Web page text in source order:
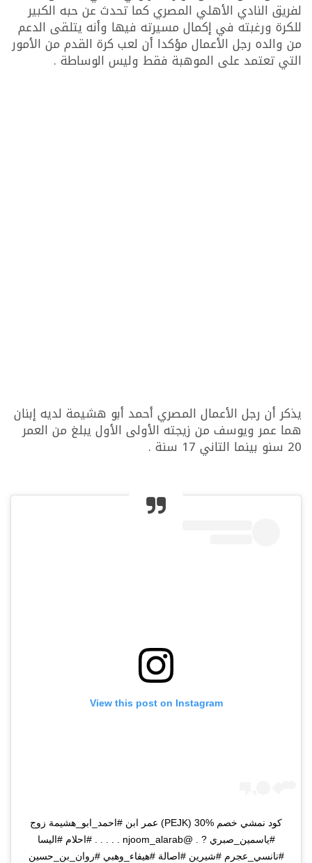
لفريق النادي الأهلي المصري كما تحدث عن حبه الكبير
للكرة ورغبته في إكمال مسيرته فيها وأنه يتلقى الدعم
من والده رجل الأعمال مؤكدا أن لعب كرة القدم من الأمور
التي تعتمد على الموهبة فقط وليس الوساطة .
يذكر أن رجل الأعمال المصري أحمد أبو هشيمة لديه إبنان
هما عمر ويوسف من زيجته الأولى الأول يبلغ من العمر
20 سنو بينما التاني 17 سنة .
View this post on Instagram
كود نمشي خصم %30 (PEJK) عمر ابن #احمد_ابو_هشيمة زوج
#ياسمين_صبري ? . @njoom_alarab . . . . . #احلام #اليسا
#نانسي_عجرم #شيرين #اصالة #هيفاء_وهبي #روان_بن_حسين